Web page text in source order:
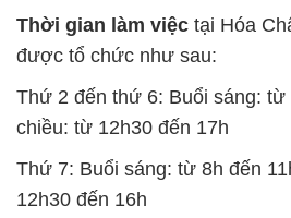
Thời gian làm việc tại Hóa
được tổ chức như sau:
Thứ 2 đến thứ 6: Buổi sáng: từ
chiều: từ 12h30 đến 17h
Thứ 7: Buổi sáng: từ 8h đến
12h30 đến 16h